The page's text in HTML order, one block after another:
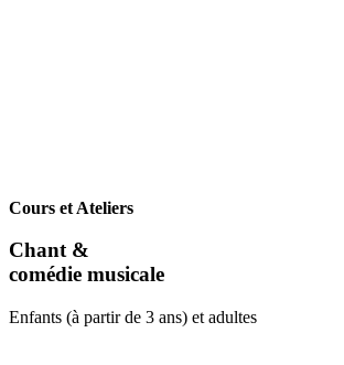
Cours et Ateliers
Chant &
comédie musicale
Enfants (à partir de 3 ans) et adultes